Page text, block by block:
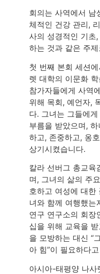
회의는 사역에서 남
체적인 건강 관리,
사의 성경적인 기초
하는 것과 같은 주
첫 번째 본회 세션
렛 대학의 이문화
참가자들에게 사역
위해 목회, 예언자,
다. 그녀는 그들에
부름을 받았으며,
하고, 존중하고, 옹
상기시켰습니다.
칼라 선버그 총교육
며, 그녀의 삶의 주
호하고 여성에 대한
녀와 함께 여행했는
연구 연구소의 회장
십을 위해 교육을
을 모방하는 대신 “
아 힘”이 필요하다
아시아-태평양 나